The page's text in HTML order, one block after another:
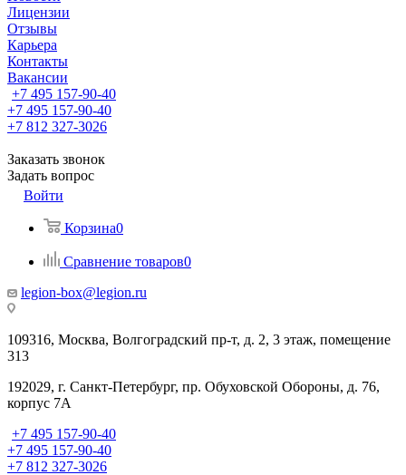
Лицензии
Отзывы
Карьера
Контакты
Вакансии
+7 495 157-90-40
+7 495 157-90-40
+7 812 327-3026
Заказать звонок
Задать вопрос
Войти
Корзина0
Сравнение товаров0
legion-box@legion.ru
109316, Москва, Волгоградский пр-т, д. 2, 3 этаж, помещение
313
192029, г. Санкт-Петербург, пр. Обуховской Обороны, д. 76,
корпус 7А
+7 495 157-90-40
+7 495 157-90-40
+7 812 327-3026